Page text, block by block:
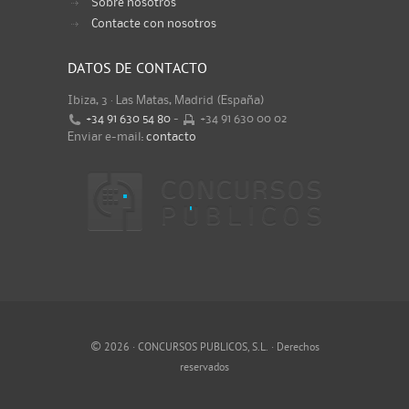
Sobre nosotros
Contacte con nosotros
DATOS DE CONTACTO
Ibiza, 3 · Las Matas, Madrid (España)
+34 91 630 54 80 -
+34 91 630 00 02
Enviar e-mail: contacto
© 2026 · CONCURSOS PUBLICOS, S.L. · Derechos
reservados